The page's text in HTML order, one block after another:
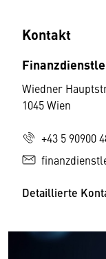
Kontakt
Wiedner
1045 Wien
+43 5 90900
Detaillierte